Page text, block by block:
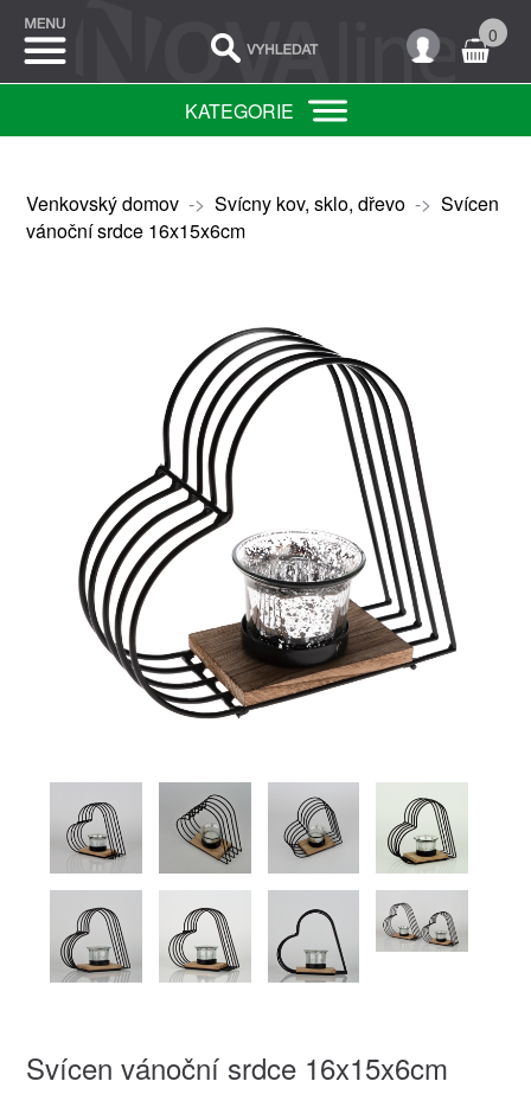
0
KATEGORIE
Venkovský domov-> Svícny kov, sklo, dřevo-> Svícen
vánoční srdce 16x15x6cm
Svícen vánoční srdce 16x15x6cm